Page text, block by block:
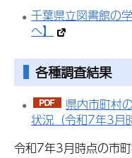
千葉県立図書館の
へ】
各種調査結果
県内市町村
状況（令和7年3月
令和7年3月時点の市